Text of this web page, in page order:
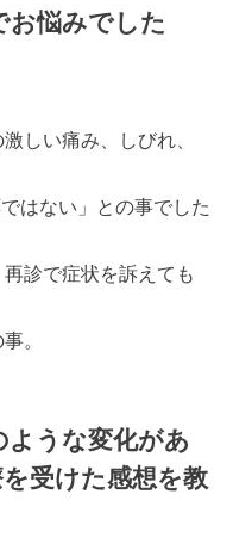
お悩みでした
しい痛み、しびれ、
はない」との事でした
診で症状を訴えても
。
ような変化があ
受けた感想を教